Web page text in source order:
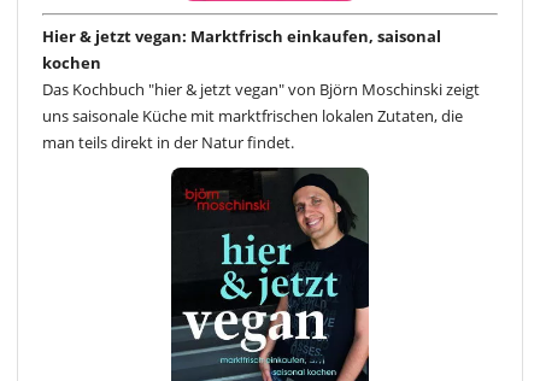
Hier & jetzt vegan: Marktfrisch einkaufen, saisonal
kochen
Das Kochbuch "hier & jetzt vegan" von Björn Moschinski zeigt
uns saisonale Küche mit marktfrischen lokalen Zutaten, die
man teils direkt in der Natur findet.